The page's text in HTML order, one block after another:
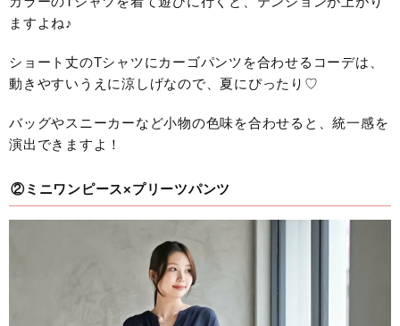
ますよね♪
ショート丈のTシャツにカーゴパンツを合わせるコーデは、
動きやすいうえに涼しげなので、夏にぴったり♡
バッグやスニーカーなど小物の色味を合わせると、統一感を
演出できますよ！
②ミニワンピース×プリーツパンツ